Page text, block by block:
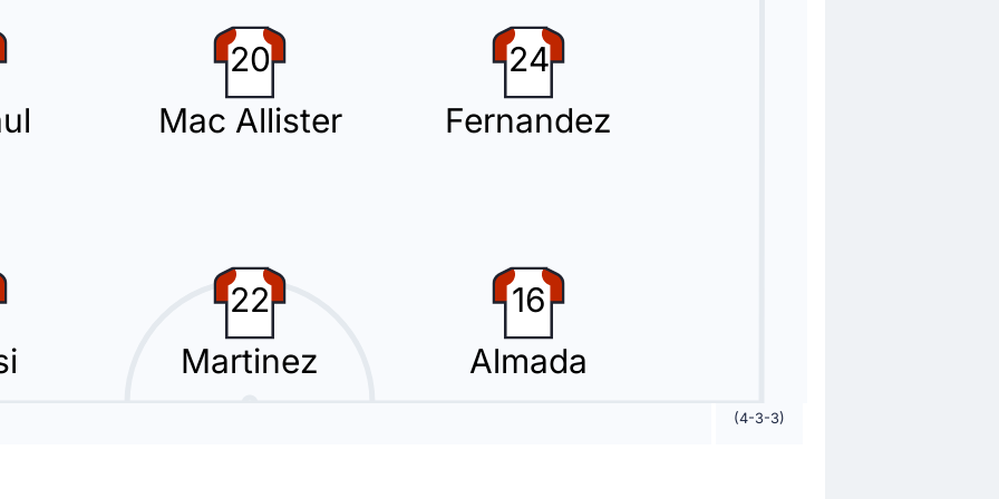
lascia il posto a Houssem Aouar.
Thiago Almada. Questo e' il terzo cambio per Lionel Scaloni.
20
Mac Allister
24
Fernandez
22
Martinez
16
Almada
(4-3-3)